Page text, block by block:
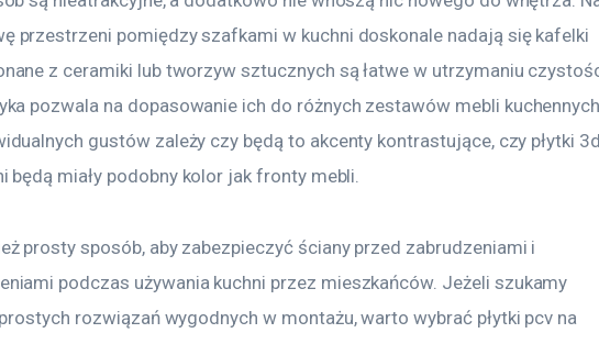
przestrzeni pomiędzy szafkami w kuchni doskonale nadają się kafelki
z ceramiki lub tworzyw sztucznych są łatwe w utrzymaniu
pozwala na dopasowanie ich do różnych zestawów mebli kuchennych.
gustów zależy czy będą to akcenty kontrastujące, czy płytki 3d
będą miały podobny kolor jak fronty mebli.
prosty sposób, aby zabezpieczyć ściany przed zabrudzeniami i
podczas używania kuchni przez mieszkańców. Jeżeli szukamy
rozwiązań wygodnych w montażu, warto wybrać płytki pcv na